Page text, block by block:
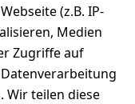
(z.B. IP-
Medien
Zugriffe auf
Wir teilen diese
Auf über
zu
zu